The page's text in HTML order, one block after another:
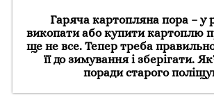
Гаряча картопляна пора – у
викопати або купити картоплю
ще не все. Тепер треба
її до зимування і зберігати.
поради старого